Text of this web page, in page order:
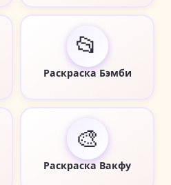
📂
Раскраска Бэмби
🎨
Раскраска Вакфу